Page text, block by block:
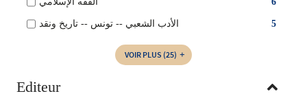
5 الأدب الشعبي -- تونس -- تاريخ ونقد
VOIR PLUS (25)
Editeur